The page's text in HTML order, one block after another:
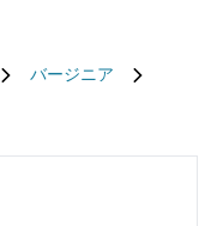
バージニア